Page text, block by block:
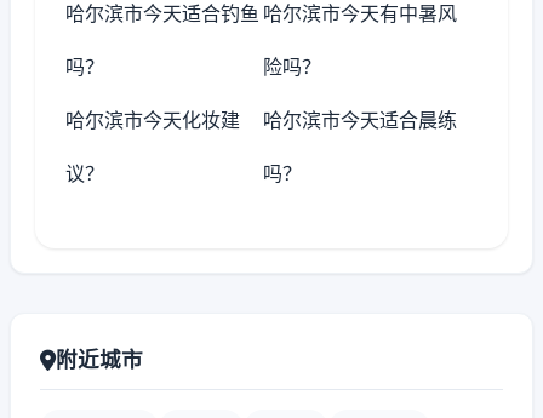
哈尔滨市今天适合钓鱼
吗？
哈尔滨市今天有中暑风
险吗？
哈尔滨市今天化妆建
议？
哈尔滨市今天适合晨练
吗？
附近城市